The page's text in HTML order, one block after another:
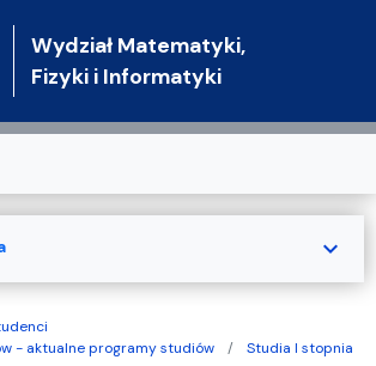
Wydział Matematyki,
Fizyki i Informatyki
- aktualne programy studiów
Studia I stopnia
expand_more